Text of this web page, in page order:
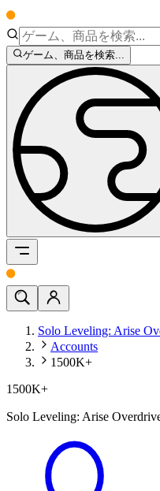
ゲーム、商品を検索...
Solo Leveling: Arise
Accounts
1500K+
1500K+
Solo Leveling: Arise